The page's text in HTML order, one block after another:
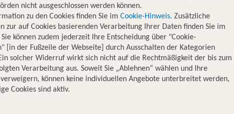
fliegen.
nicht ausgeschlossen werden können.
zu den Cookies finden Sie im Cookie-Hinweis. Zusätzliche
zur auf Cookies basierenden Verarbeitung Ihrer Daten finden Sie im
Sie können zudem jederzeit Ihre Entscheidung über "Cookie-
[in der Fußzeile der Webseite] durch Ausschalten der Kategorien
solcher Widerruf wirkt sich nicht auf die Rechtmäßigkeit der bis zum
Verarbeitung aus. Soweit Sie „Ablehnen“ wählen und Ihre
können keine individuellen Angebote unterbreitet werden,
Cookies sind aktiv.